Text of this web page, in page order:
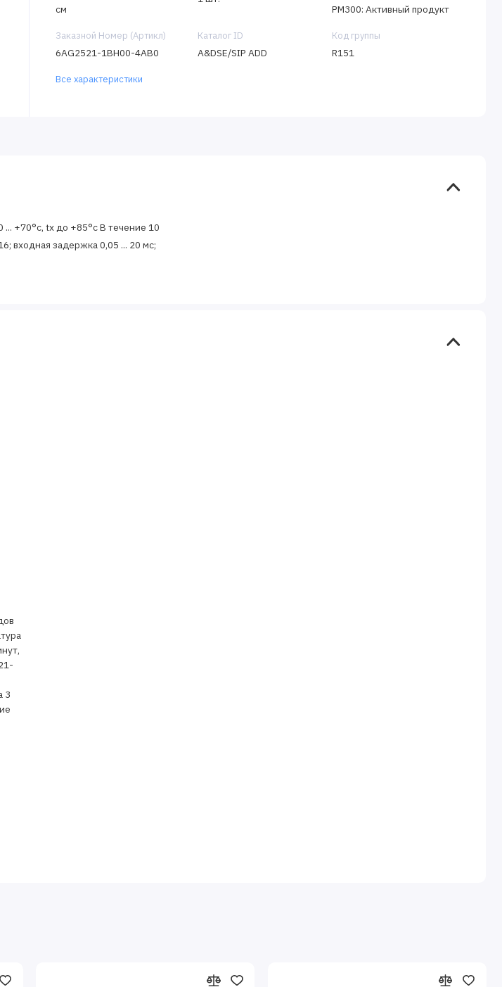
см PM300: Активный продукт
Заказной Номер (Артикл)
6AG2521-1BH00-4AB0
Каталог ID
A&DSE/SIP ADD
Код группы
R151
Все характеристики
... +70°c, tx до +85°c В течение 10
входная задержка 0,05 ... 20 мс;
3